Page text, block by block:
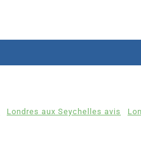
Londres aux Seychelles avis